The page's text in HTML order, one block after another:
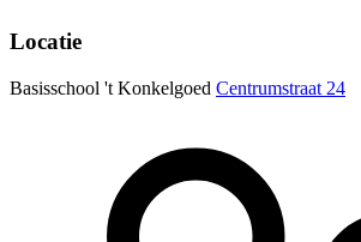
Locatie
Basisschool 't Konkelgoed Centrumstraat 24